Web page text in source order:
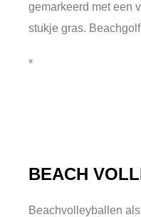
gemarkeerd met een
stukje gras.
*
BEACH
Beachvolleyballen